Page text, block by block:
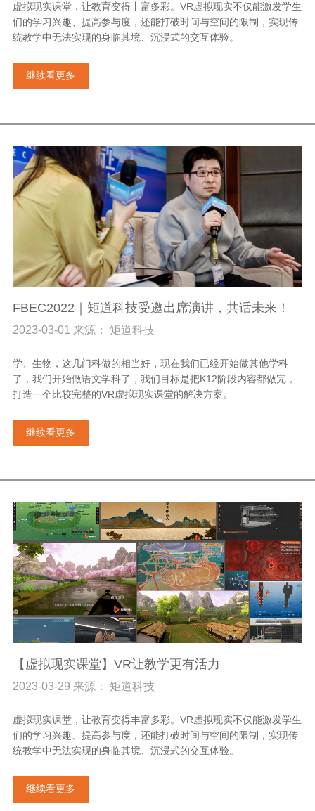
虚拟现实课堂，让教育变得丰富多彩。VR虚拟现实不仅能激发学生
们的学习兴趣、提高参与度，还能打破时间与空间的限制，实现传
统教学中无法实现的身临其境、沉浸式的交互体验。
继续看更多
FBEC2022｜矩道科技受邀出席演讲，共话未来！
2023-03-01 来源： 矩道科技
学、生物，这几门科做的相当好，现在我们已经开始做其他学科
了，我们开始做语文学科了，我们目标是把K12阶段内容都做完，
打造一个比较完整的VR虚拟现实课堂的解决方案。
继续看更多
【虚拟现实课堂】VR让教学更有活力
2023-03-29 来源： 矩道科技
虚拟现实课堂，让教育变得丰富多彩。VR虚拟现实不仅能激发学生
们的学习兴趣、提高参与度，还能打破时间与空间的限制，实现传
统教学中无法实现的身临其境、沉浸式的交互体验。
继续看更多